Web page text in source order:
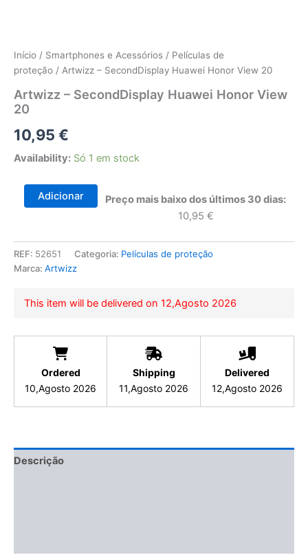
Início / Smartphones e Acessórios / Películas de
proteção / Artwizz – SecondDisplay Huawei Honor View 20
Artwizz – SecondDisplay Huawei Honor View
20
10,95 €
Availability: Só 1 em stock
Quantidade
de
SecondDisplay
Huawei
Honor
20
Adicionar
Preço mais baixo dos últimos 30 dias:
10,95 €
REF: 52651 Categoria: Películas de proteção
Marca: Artwizz
This item will be delivered on 12,Agosto 2026
Ordered
10,Agosto 2026
Shipping
11,Agosto 2026
Delivered
12,Agosto 2026
Descrição